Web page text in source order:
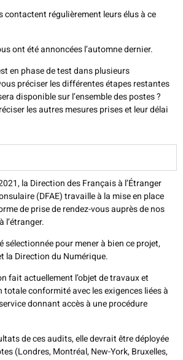
contactent régulièrement leurs élus à ce
ont été annoncées l’automne dernier.
en phase de test dans plusieurs
préciser les différentes étapes restantes
disponible sur l’ensemble des postes ?
les autres mesures prises et leur délai
la Direction des Français à l’Étranger
(DFAE) travaille à la mise en place
de prise de rendez-vous auprès de nos
l’étranger.
sélectionnée pour mener à bien ce projet,
la Direction du Numérique.
fait actuellement l’objet de travaux et
totale conformité avec les exigences liées à
donnant accès à une procédure
de ces audits, elle devrait être déployée
(Londres, Montréal, New-York, Bruxelles,